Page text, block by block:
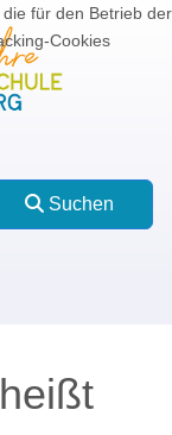
Suchen
für den Betrieb der
Cookies